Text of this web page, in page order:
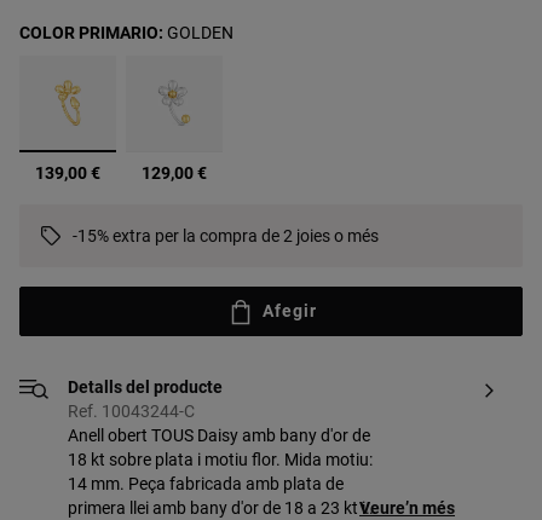
seleccionats
139,00 € 129,00 €
COLOR PRIMARIO: GOLDEN
-15% extra per la compra de 2 joies o més
Afegir
Detalls del producte
Ref. 10043244-C
Anell obert TOUS Daisy amb bany d'or de
18 kt sobre plata i motiu flor. Mida motiu:
14 mm. Peça fabricada amb plata de
primera llei amb bany d'or de 18 a 23 kt iVeure’n més